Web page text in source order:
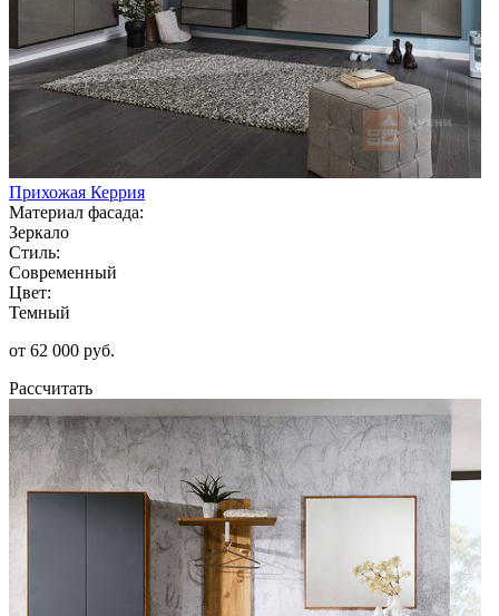
Прихожая Керрия
Материал фасада:
Зеркало
Стиль:
Современный
Цвет:
Темный
от 62 000 руб.
Рассчитать